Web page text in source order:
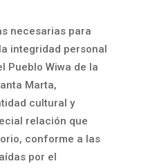
necesarias para
integridad personal
Pueblo Wiwa de la
Marta,
cultural y
relación que
conforme a las
por el